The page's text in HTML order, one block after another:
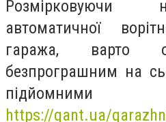
Розмірковуючи
автоматичної
гаража, варто
безпрограшним на
https://gant.ua/